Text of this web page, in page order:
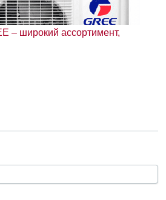
– широкий ассортимент,